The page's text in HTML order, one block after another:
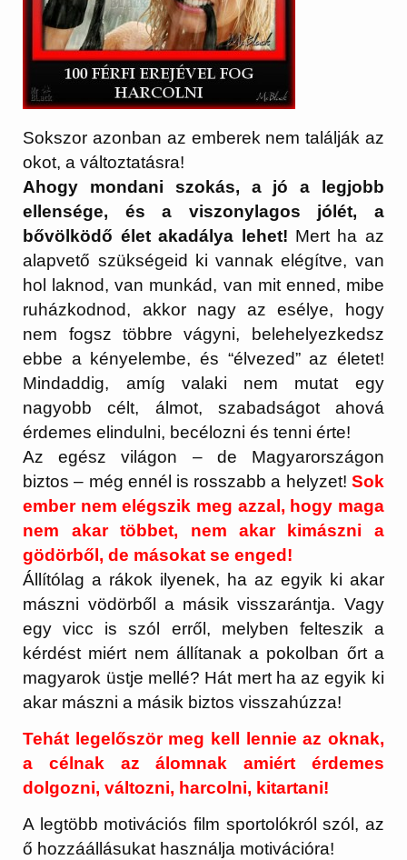
Sokszor azonban az emberek nem találják az
okot, a változtatásra!
Ahogy mondani szokás, a jó a legjobb
ellensége, és a viszonylagos jólét, a
bővölködő élet akadálya lehet! Mert ha az
alapvető szükségeid ki vannak elégítve, van
hol laknod, van munkád, van mit enned, mibe
ruházkodnod, akkor nagy az esélye, hogy
nem fogsz többre vágyni, belehelyezkedsz
ebbe a kényelembe, és “élvezed” az életet!
Mindaddig, amíg valaki nem mutat egy
nagyobb célt, álmot, szabadságot ahová
érdemes elindulni, becélozni és tenni érte!
Az egész világon – de Magyarországon
biztos – még ennél is rosszabb a helyzet! Sok
ember nem elégszik meg azzal, hogy maga
nem akar többet, nem akar kimászni a
gödörből, de másokat se enged!
Állítólag a rákok ilyenek, ha az egyik ki akar
mászni vödörből a másik visszarántja. Vagy
egy vicc is szól erről, melyben felteszik a
kérdést miért nem állítanak a pokolban őrt a
magyarok üstje mellé? Hát mert ha az egyik ki
akar mászni a másik biztos visszahúzza!
Tehát legelőször meg kell lennie az oknak,
a célnak az álomnak amiért érdemes
dolgozni, változni, harcolni, kitartani!
A legtöbb motivációs film sportolókról szól, az
ő hozzáállásukat használja motivációra!